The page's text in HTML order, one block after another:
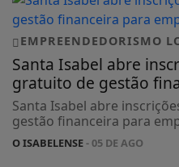
EMPREENDEDORISMO
Santa Isabel abre
gratuito de gestão
Santa Isabel abre
gestão financeira para
O ISABELENSE- 05 DE AGO